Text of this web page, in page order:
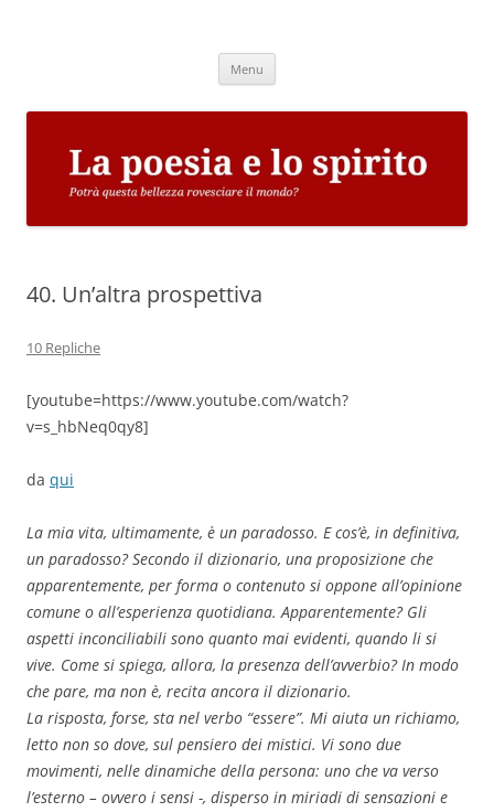
Menu
40. Un’altra prospettiva
10 Repliche
[youtube=https://www.youtube.com/watch?
v=s_hbNeq0qy8]
da qui
La mia vita, ultimamente, è un paradosso. E cos’è, in definitiva,
un paradosso? Secondo il dizionario, una proposizione che
apparentemente, per forma o contenuto si oppone all’opinione
comune o all’esperienza quotidiana. Apparentemente? Gli
aspetti inconciliabili sono quanto mai evidenti, quando li si
vive. Come si spiega, allora, la presenza dell’avverbio? In modo
che pare, ma non è, recita ancora il dizionario.
La risposta, forse, sta nel verbo “essere”. Mi aiuta un richiamo,
letto non so dove, sul pensiero dei mistici. Vi sono due
movimenti, nelle dinamiche della persona: uno che va verso
l’esterno – ovvero i sensi -, disperso in miriadi di sensazioni e